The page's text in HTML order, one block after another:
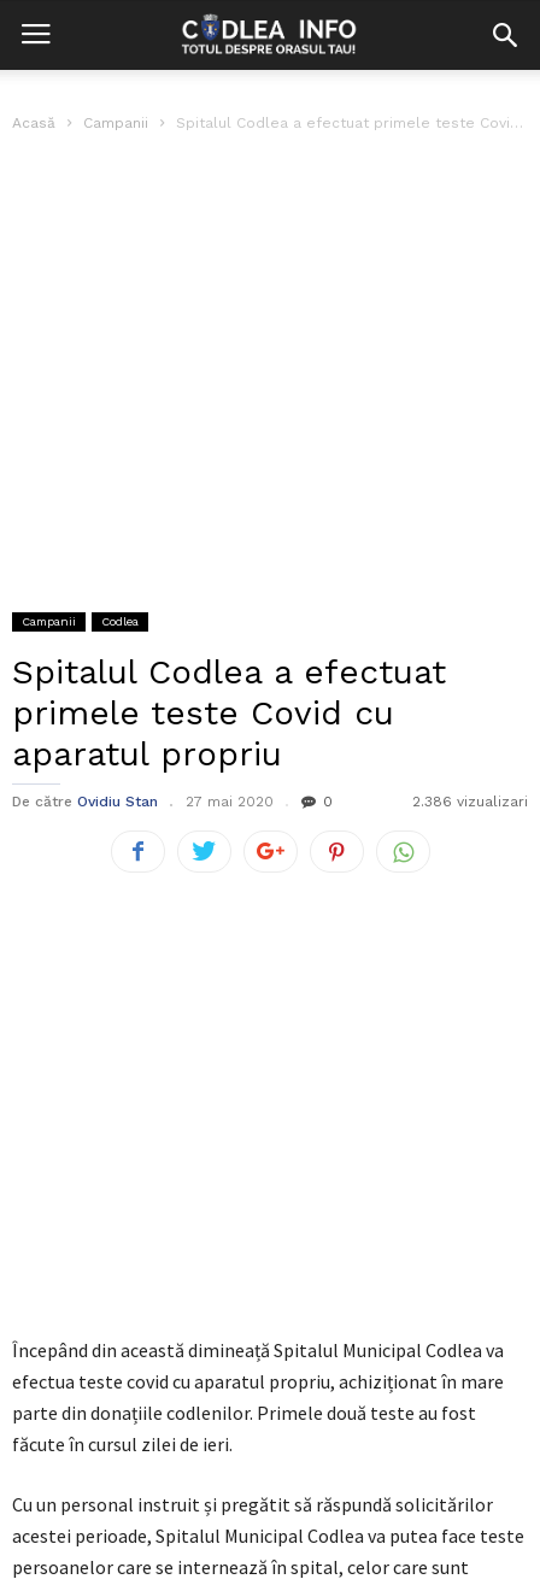
Acasă Campanii Spitalul Codlea a efectuat primele teste Covid cu aparatul propriu
Campanii Codlea
Spitalul Codlea a efectuat
primele teste Covid cu
aparatul propriu
De către Ovidiu Stan 27 mai 2020 0 2.386 vizualizari
Începând din această dimineață Spitalul Municipal Codlea va
efectua teste covid cu aparatul propriu, achiziționat în mare
parte din donațiile codlenilor. Primele două teste au fost
făcute în cursul zilei de ieri.
Cu un personal instruit și pregătit să răspundă solicitărilor
acestei perioade, Spitalul Municipal Codlea va putea face teste
persoanelor care se internează în spital, celor care sunt